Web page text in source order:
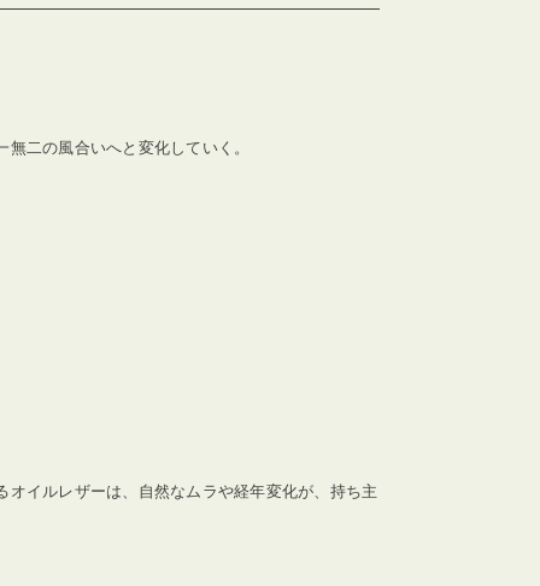
二の風合いへと変化していく。
イルレザーは、自然なムラや経年変化が、持ち主